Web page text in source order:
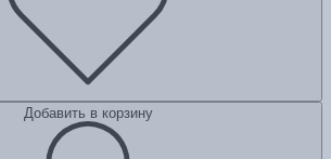
Добавить в корзину